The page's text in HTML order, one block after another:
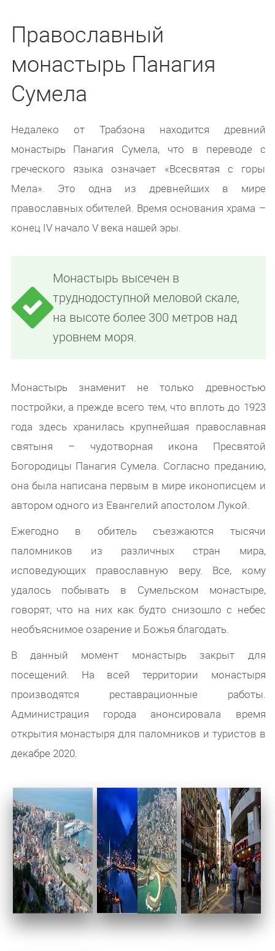
Православный
монастырь Панагия
Сумела
Недалеко от Трабзона находится древний
монастырь Панагия Сумела, что в переводе с
греческого языка означает «Всесвятая с горы
Мела». Это одна из древнейших в мире
православных обителей. Время основания храма –
конец IV начало V века нашей эры.
Монастырь высечен в
труднодоступной меловой скале,
на высоте более 300 метров над
уровнем моря.
Монастырь знаменит не только древностью
постройки, а прежде всего тем, что вплоть до 1923
года здесь хранилась крупнейшая православная
святыня – чудотворная икона Пресвятой
Богородицы Панагия Сумела. Согласно преданию,
она была написана первым в мире иконописцем и
автором одного из Евангелий апостолом Лукой.
Ежегодно в обитель съезжаются тысячи
паломников из различных стран мира,
исповедующих православную веру. Все, кому
удалось побывать в Сумельском монастыре,
говорят, что на них как будто снизошло с небес
необъяснимое озарение и Божья благодать.
В данный момент монастырь закрыт для
посещений. На всей территории монастыря
производятся реставрационные работы.
Администрация города анонсировала время
открытия монастыря для паломников и туристов в
декабре 2020.